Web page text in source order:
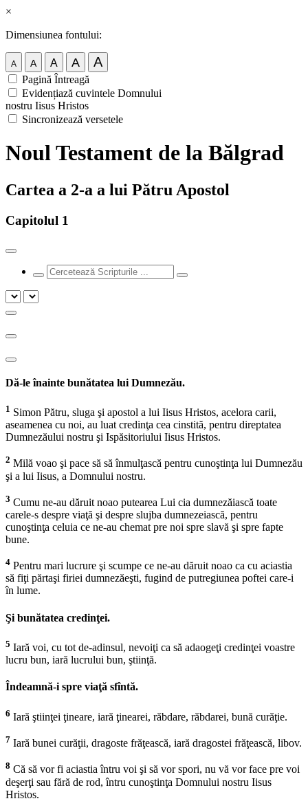
×
Dimensiunea fontului:
A A A A A
Pagină Întreagă
Evidențiază cuvintele Domnului
nostru Iisus Hristos
Sincronizează versetele
Noul Testament de la Bălgrad
Cartea a 2-a a lui Pătru Apostol
Capitolul 1
Dă-le înainte bunătatea lui Dumnezău.
1 Simon Pătru, sluga şi apostol a lui Iisus Hristos, acelora carii,
aseamenea cu noi, au luat credinţa cea cinstită, pentru direptatea
Dumnezăului nostru şi Ispăsitoriului Iisus Hristos.
2 Milă voao şi pace să să înmulţască pentru cunoştinţa lui Dumnezău
şi a lui Iisus, a Domnului nostru.
3 Cumu ne-au dăruit noao putearea Lui cia dumnezăiască toate
carele-s despre viaţă şi despre slujba dumnezeiască, pentru
cunoştinţa celuia ce ne-au chemat pre noi spre slavă şi spre fapte
bune.
4 Pentru mari lucrure şi scumpe ce ne-au dăruit noao ca cu aciastia
să fiţi părtaşi firiei dumnezăeşti, fugind de putregiunea poftei care-i
în lume.
Şi bunătatea credinţei.
5 Iară voi, cu tot de-adinsul, nevoiţi ca să adaogeţi credinţei voastre
lucru bun, iară lucrului bun, ştiinţă.
Îndeamnă-i spre viaţă sfîntă.
6 Iară ştiinţei ţineare, iară ţinearei, răbdare, răbdarei, bună curăţie.
7 Iară bunei curăţii, dragoste frăţească, iară dragostei frăţească, libov.
8 Că să vor fi aciastia întru voi şi să vor spori, nu vă vor face pre voi
deşerţi sau fără de rod, întru cunoştinţa Domnului nostru Iisus
Hristos.